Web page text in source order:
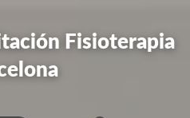
Fisioterapia